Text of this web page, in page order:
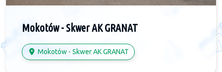
Mokotów - Skwer AK GRANAT
Mokotów - Skwer AK GRANAT